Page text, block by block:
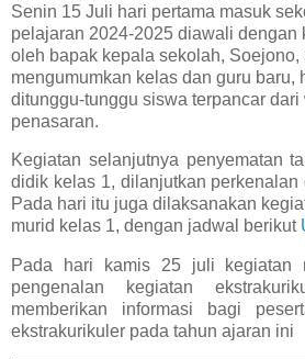
Senin 15 Juli hari pertama masuk
pelajaran 2024-2025 diawali dengan
oleh bapak kepala sekolah, Soejono,
mengumumkan kelas dan guru baru,
ditunggu-tunggu siswa terpancar dari
penasaran.
Kegiatan selanjutnya penyematan
didik kelas 1, dilanjutkan perkenalan
Pada hari itu juga dilaksanakan
murid kelas 1, dengan jadwal berikut
Pada hari kamis 25 juli kegiatan
pengenalan kegiatan
memberikan informasi bagi
ekstrakurikuler pada tahun ajaran ini